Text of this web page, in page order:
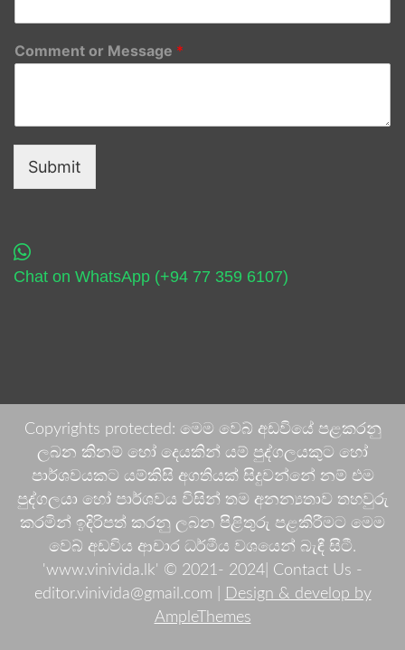
Comment or Message *
Submit
Chat on WhatsApp (+94 77 359 6107)
Copyrights protected: මෙම වෙබ් අඩවියේ පළකරනු
ලබන කිනම් හෝ දෙයකින් යම් පුද්ගලයකුට හෝ
පාර්ශවයකට යම්කිසි අගතියක් සිදුවන්නේ නම් එම
පුද්ගලයා හෝ පාර්ශවය විසින් තම අනන්‍යතාව තහවුරු
කරමින් ඉදිරිපත් කරනු ලබන පිළිතුරු පළකිරීමට මෙම
වෙබ් අඩවිය ආචාර ධර්මීය වශයෙන් බැඳී සිටී.
'www.vinivida.lk' © 2021- 2024| Contact Us -
editor.vinivida@gmail.com |
Design & develop by
AmpleThemes